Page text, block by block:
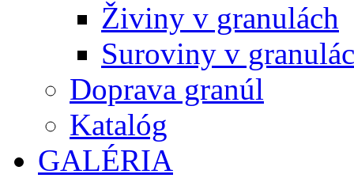
Živiny v granulách
Suroviny v
Doprava granúl
Katalóg
GALÉRIA